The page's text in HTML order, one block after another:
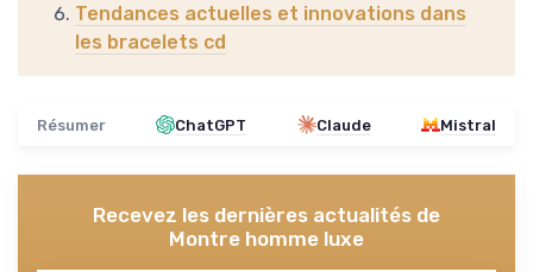
Tendances actuelles et innovations dans
les bracelets cd
Résumer ChatGPT Claude Mistral
Recevez les dernières actualités de
Montre homme luxe